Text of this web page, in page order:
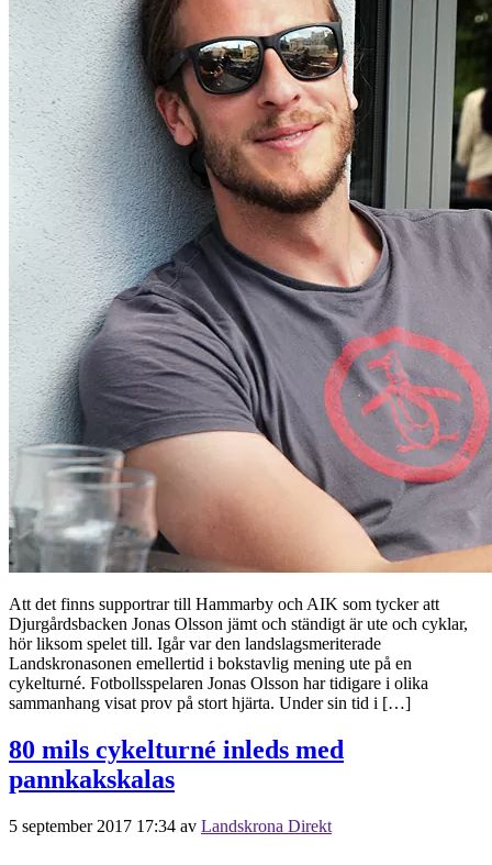
Att det finns supportrar till Hammarby och AIK som tycker att
Djurgårdsbacken Jonas Olsson jämt och ständigt är ute och cyklar,
hör liksom spelet till. Igår var den landslagsmeriterade
Landskronasonen emellertid i bokstavlig mening ute på en
cykelturné. Fotbollsspelaren Jonas Olsson har tidigare i olika
sammanhang visat prov på stort hjärta. Under sin tid i […]
80 mils cykelturné inleds med
pannkakskalas
5 september 2017 17:34 av Landskrona Direkt